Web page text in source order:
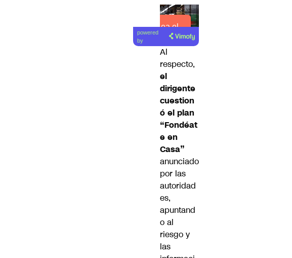
Lea el
artículo
powered
by
Al
respecto,
el
dirigente
cuestion
ó el plan
“Fondéat
e en
Casa”
anunciado
por las
autoridad
es,
apuntand
o al
riesgo y
las